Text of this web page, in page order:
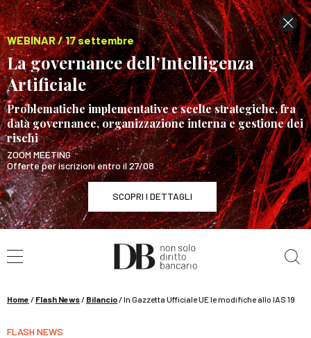
WEBINAR / 17 settembre
La governance dell’Intelligenza
Artificiale
Problematiche implementative e scelte strategiche, fra
data governance, organizzazione interna e gestione dei
rischi
ZOOM MEETING
Offerte per iscrizioni entro il 27/08
SCOPRI I DETTAGLI
WEBINAR / 17 settembre
La governance dell’Intelligenza Artificiale
Home / Flash News/ Bilancio/In Gazzetta Ufficiale UE le modifiche allo IAS 19
FLASH NEWS